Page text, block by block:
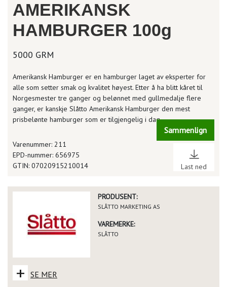
AMERIKANSK
HAMBURGER 100g
5000 GRM
Amerikansk Hamburger er en hamburger laget av eksperter for
alle som setter smak og kvalitet høyest. Etter å ha blitt kåret til
Norgesmester tre ganger og belønnet med gullmedalje flere
ganger, er kanskje Slåtto Amerikansk Hamburger den mest
prisbelønte hamburger som er tilgjengelig i dag.
Sammenlign
Last ned
Varenummer: 211
EPD-nummer: 656975
GTIN: 07020915210014
PRODUSENT:
SLÅTTO MARKETING AS
VAREMERKE:
SLÅTTO
+ SE MER